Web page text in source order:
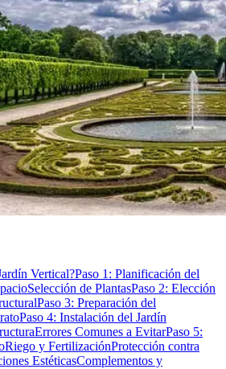
Vertical?Paso 1: Planificación del
Selección de PlantasPaso 2: Elección
Paso 3: Preparación del
Paso 4: Instalación del Jardín
Errores Comunes a EvitarPaso 5:
Riego y FertilizaciónProtección contra
EstéticasComplementos y